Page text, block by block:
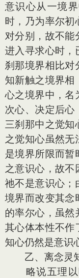
意识心从一境
时，乃为率尔初
对分别，故不能
进入寻求心时，
刹那境界相比对
知新触之境界相
心之境界中，名
次心、决定后心
三刹那中之觉知
之觉知心虽然无
是境界所限而暂
之意识心，故
祂不是意识心；
境界而改变其念
的率尔心，虽然
其心体本性不作
知心仍然是意识
乙、离念灵
略说五理以